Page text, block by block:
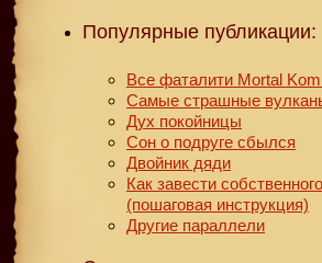
Популярные публикации:
Все фаталити Mortal
Самые страшные
Дух покойницы
Сон о подруге сбылся
Двойник дяди
Как завести
(пошаговая инструкция)
Другие параллели